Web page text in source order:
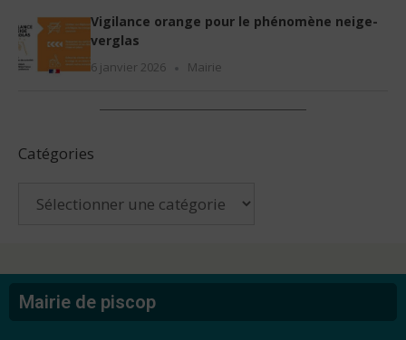
Vigilance orange pour le phénomène neige-
verglas
6 janvier 2026 Mairie
Catégories
Mairie de piscop